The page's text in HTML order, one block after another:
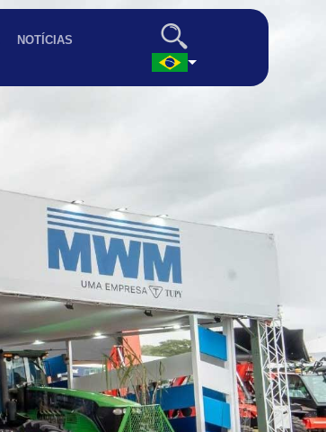
NOTÍCIAS